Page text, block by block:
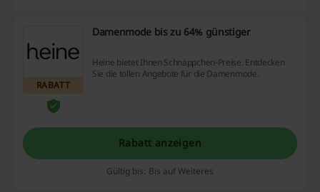
RABATT
Damenmode bis zu 64% günstiger
Heine bietet Ihnen Schnäppchen-Preise. Entdecken
Sie die tollen Angebote für die Damenmode.
Rabatt anzeigen
Gültig bis: Bis auf Weiteres